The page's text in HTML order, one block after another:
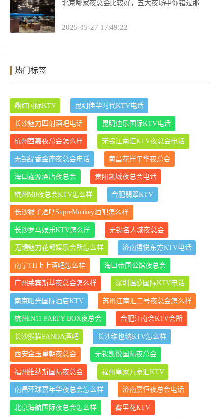
北京哪家夜总会比较好，五大夜场中你错过那
2025-05-27 17:49:22
热门标签
鼎红国际KTV 昆明佳华时代KTV电话
长沙魅力四射酒吧电话 昆明迪乐国际KTV电话
杭州西嘉夜总会怎么样 无锡江南汇KTV夜总会电话
无锡缇香金座夜总会电话 南昌花样年华夜总会
海口鑫源酒店夜总会 贵阳凯域夜总会电话
杭州M8夜总会KTV怎么样 合肥翡翠KTV
长沙猴子酒吧SupreMonkey酒吧怎么样
长沙罗马娱乐KTV怎么样 无锡名人城夜总会
无锡魅力花都娱乐会所怎么样 济南禧悦东方KTV电话
南宁TH上上酒吧怎么样 海口帝国公馆夜总会
广州莱宾斯基夜总会怎么样 深圳温莎国际KTV电话
南京曙光国际酒店KTV 苏州江南汇二号夜总会怎么样
杭州IN11 PARTY BOX夜总会 合肥江南会KTV会所
长沙熊猫PANDA酒吧 长沙维也纳KTV怎么样
西安金玉皇朝夜总会 无锡凯悦国际夜总会
福州维纳斯国际夜总会 福州皇家万豪汇KTV
南昌环球嘉年华夜总会怎么样 济南嘉恒夜总会电话
北京海航国际夜总会怎么样 雾里花KTV